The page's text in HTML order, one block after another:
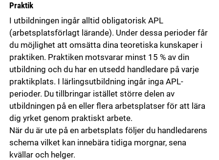
Praktik
I utbildningen ingår alltid obligatorisk APL
(arbetsplatsförlagt lärande). Under dessa perioder får
du möjlighet att omsätta dina teoretiska kunskaper i
praktiken. Praktiken motsvarar minst 15 % av din
utbildning och du har en utsedd handledare på varje
praktikplats. I lärlingsutbildning ingår inga APL-
perioder. Du tillbringar istället större delen av
utbildningen på en eller flera arbetsplatser för att lära
dig yrket genom praktiskt arbete.
När du är ute på en arbetsplats följer du handledarens
schema vilket kan innebära tidiga morgnar, sena
kvällar och helger.